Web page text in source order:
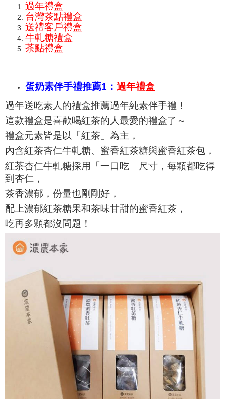
過年禮盒
台灣茶點禮盒
送禮客戶禮盒
牛軋糖禮盒
茶點禮盒
蛋奶素伴手禮推薦1： 過年禮盒
過年送吃素人的禮盒推薦過年純素伴手禮！
這款禮盒是喜歡喝紅茶的人最愛的禮盒了～
禮盒元素皆是以「紅茶」為主，
內含紅茶杏仁牛軋糖、蜜香紅茶糖與蜜香紅茶包，
紅茶杏仁牛軋糖採用「一口吃」尺寸，每顆都吃得
到杏仁，
茶香濃郁， 份量也剛剛好，
配上濃郁紅茶糖果和茶味甘甜的蜜香紅茶，
吃再多顆都沒問題！